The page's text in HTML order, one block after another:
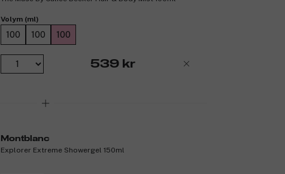
Volym (ml)
100 100 100
539 kr
Montblanc
Explorer Extreme Showergel 150ml